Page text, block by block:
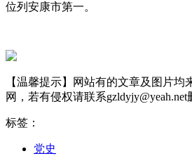
位列安康市第一。
【温馨提示】网站有的文章及图片均
网，若有侵权请联系gzldyjy@yeah.net
标签：
党史